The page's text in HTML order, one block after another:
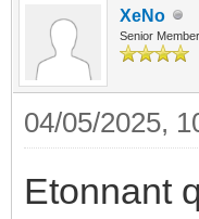
XeNo
Senior Member
04/05/2025,
Etonnant